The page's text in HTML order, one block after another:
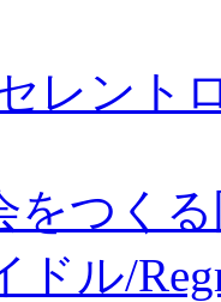
レント
をつく
ドル/